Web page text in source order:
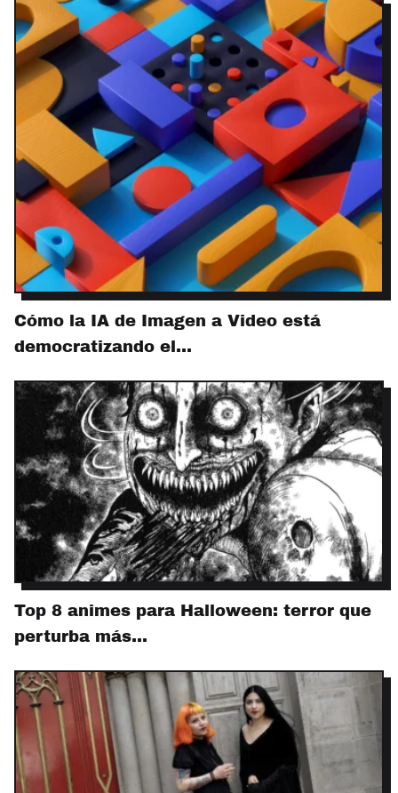
Cómo la IA de Imagen a Video está
democratizando el…
Top 8 animes para Halloween: terror que
perturba más…